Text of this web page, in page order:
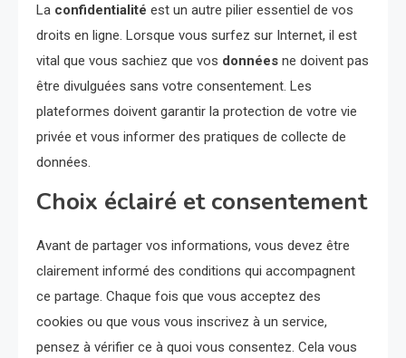
La confidentialité est un autre pilier essentiel de vos
droits en ligne. Lorsque vous surfez sur Internet, il est
vital que vous sachiez que vos données ne doivent pas
être divulguées sans votre consentement. Les
plateformes doivent garantir la protection de votre vie
privée et vous informer des pratiques de collecte de
données.
Choix éclairé et consentement
Avant de partager vos informations, vous devez être
clairement informé des conditions qui accompagnent
ce partage. Chaque fois que vous acceptez des
cookies ou que vous vous inscrivez à un service,
pensez à vérifier ce à quoi vous consentez. Cela vous